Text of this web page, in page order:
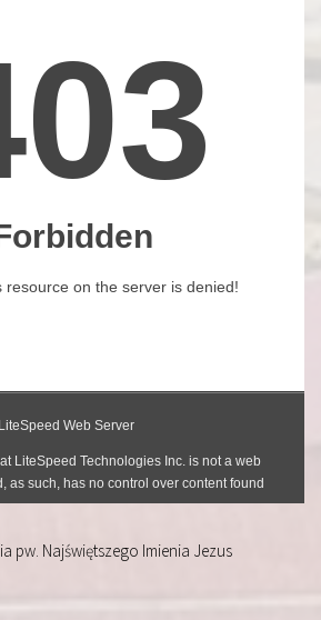
pw. Najświętszego Imienia Jezus